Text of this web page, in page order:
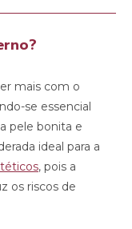
mais com o
se essencial
pele bonita e
ideal para a
, pois a
os riscos de